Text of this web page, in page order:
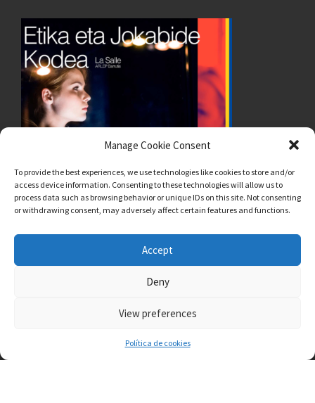
Manage Cookie Consent
To provide the best experiences, we use technologies like cookies to store and/or
access device information. Consenting to these technologies will allow us to
process data such as browsing behavior or unique IDs on this site. Not consenting
or withdrawing consent, may adversely affect certain features and functions.
Accept
Deny
View preferences
Política de cookies